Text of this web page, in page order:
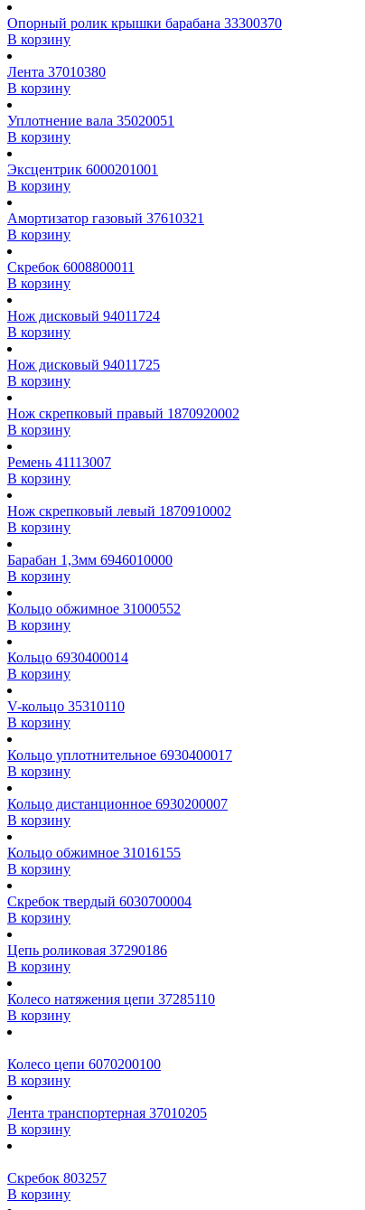
Опорный ролик крышки барабана 33300370
В корзину
Лента 37010380
В корзину
Уплотнение вала 35020051
В корзину
Эксцентрик 6000201001
В корзину
Амортизатор газовый 37610321
В корзину
Скребок 6008800011
В корзину
Нож дисковый 94011724
В корзину
Нож дисковый 94011725
В корзину
Нож скрепковый правый 1870920002
В корзину
Ремень 41113007
В корзину
Нож скрепковый левый 1870910002
В корзину
Барабан 1,3мм 6946010000
В корзину
Кольцо обжимное 31000552
В корзину
Кольцо 6930400014
В корзину
V-кольцо 35310110
В корзину
Кольцо уплотнительное 6930400017
В корзину
Кольцо дистанционное 6930200007
В корзину
Кольцо обжимное 31016155
В корзину
Скребок твердый 6030700004
В корзину
Цепь роликовая 37290186
В корзину
Колесо натяжения цепи 37285110
В корзину
Колесо цепи 6070200100
В корзину
Лента транспортерная 37010205
В корзину
Скребок 803257
В корзину